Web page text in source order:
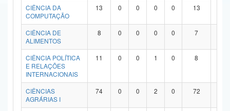
Banco Central do Brasil
CIÊNCIA DA
COMPUTAÇÃO
13 0 0 0 0 13
CIÊNCIA DE
ALIMENTOS
8 0 0 0 0 7
CIÊNCIA POLÍTICA
E RELAÇÕES
INTERNACIONAIS
11 0 0 1 0 8
CIÊNCIAS
AGRÁRIAS I
74 0 0 2 0 72